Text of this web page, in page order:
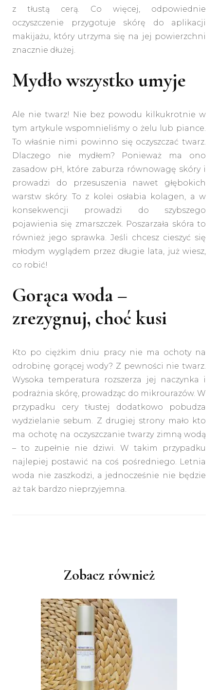
z tłustą cerą. Co więcej, odpowiednie
oczyszczenie przygotuje skórę do aplikacji
makijażu, który utrzyma się na jej powierzchni
znacznie dłużej.
Mydło wszystko umyje
Ale nie twarz! Nie bez powodu kilkukrotnie w
tym artykule wspomnieliśmy o żelu lub piance.
To właśnie nimi powinno się oczyszczać twarz.
Dlaczego nie mydłem? Ponieważ ma ono
zasadow pH, które zaburza równowagę skóry i
prowadzi do przesuszenia nawet głębokich
warstw skóry. To z kolei osłabia kolagen, a w
konsekwencji prowadzi do szybszego
pojawienia się zmarszczek. Poszarzała skóra to
również jego sprawka. Jeśli chcesz cieszyć się
młodym wyglądem przez długie lata, już wiesz,
co robić!
Gorąca woda –
zrezygnuj, choć kusi
Kto po ciężkim dniu pracy nie ma ochoty na
odrobinę gorącej wody? Z pewności nie twarz.
Wysoka temperatura rozszerza jej naczynka i
podrażnia skórę, prowadząc do mikrourazów. W
przypadku cery tłustej dodatkowo pobudza
wydzielanie sebum. Z drugiej strony mało kto
ma ochotę na oczyszczanie twarzy zimną wodą
– to zupełnie nie dziwi. W takim przypadku
najlepiej postawić na coś pośredniego. Letnia
woda nie zaszkodzi, a jednocześnie nie będzie
aż tak bardzo nieprzyjemna.
Zobacz również